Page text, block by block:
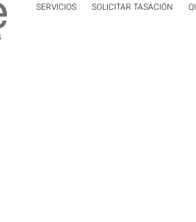
SERVICIOS SOLICITAR TASACIÓN